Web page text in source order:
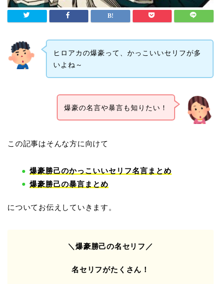
ヒロアカの爆豪って、かっこいいセリフが多
いよね～
爆豪の名言や暴言も知りたい！
この記事はそんな方に向けて
爆豪勝己のかっこいいセリフ名言まとめ
爆豪勝己の暴言まとめ
についてお伝えしていきます。
＼爆豪勝己の名セリフ／
名セリフがたくさん！